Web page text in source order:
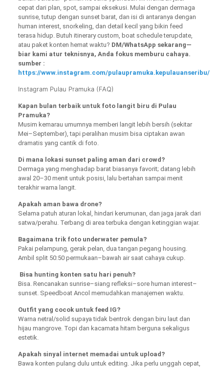
cepat dari plan, spot, sampai eksekusi. Mulai dengan dermaga
sunrise, tutup dengan sunset barat, dan isi di antaranya dengan
human interest, snorkeling, dan detail kecil yang bikin feed
terasa hidup. Butuh itinerary custom, boat schedule terupdate,
atau paket konten hemat waktu? DM/WhatsApp sekarang—
biar kami atur teknisnya, Anda fokus memburu cahaya.
sumber :
https://www.instagram.com/pulaupramuka.kepulauanseribu/
Instagram Pulau Pramuka (FAQ)
Kapan bulan terbaik untuk foto langit biru di Pulau
Pramuka?
Musim kemarau umumnya memberi langit lebih bersih (sekitar
Mei–September), tapi peralihan musim bisa ciptakan awan
dramatis yang cantik di foto.
Di mana lokasi sunset paling aman dari crowd?
Dermaga yang menghadap barat biasanya favorit; datang lebih
awal 20–30 menit untuk posisi, lalu bertahan sampai menit
terakhir warna langit.
Apakah aman bawa drone?
Selama patuh aturan lokal, hindari kerumunan, dan jaga jarak dari
satwa/perahu. Terbang di area terbuka dengan ketinggian wajar.
Bagaimana trik foto underwater pemula?
Pakai pelampung, gerak pelan, dua tangan pegang housing.
Ambil split 50:50 permukaan–bawah air saat cahaya cukup.
Bisa hunting konten satu hari penuh?
Bisa. Rencanakan sunrise–siang refleksi–sore human interest–
sunset. Speedboat Ancol memudahkan manajemen waktu.
Outfit yang cocok untuk feed IG?
Warna netral/solid supaya tidak bentrok dengan biru laut dan
hijau mangrove. Topi dan kacamata hitam berguna sekaligus
estetik.
Apakah sinyal internet memadai untuk upload?
Bawa konten pulang dulu untuk editing. Jika perlu unggah cepat,